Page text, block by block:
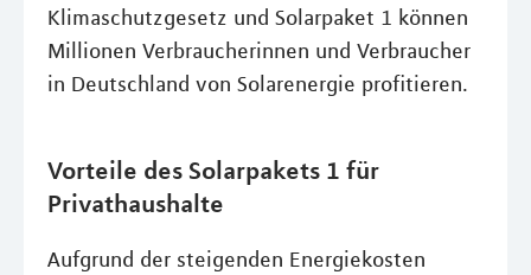
Klimaschutzgesetz und Solarpaket 1 können
Millionen Verbraucherinnen und Verbraucher
in Deutschland von Solarenergie profitieren.
Vorteile des Solarpakets 1 für
Privathaushalte
Aufgrund der steigenden Energiekosten